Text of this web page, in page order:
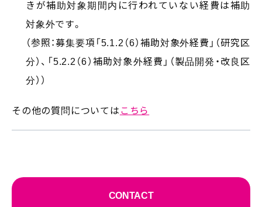
きが補助対象期間内に行われていない経費は補助
対象外です。
（参照：募集要項「5.1.2（6）補助対象外経費」（研究区
分）、「5.2.2（6）補助対象外経費」（製品開発・改良区
分））
その他の質問については こちら
CONTACT